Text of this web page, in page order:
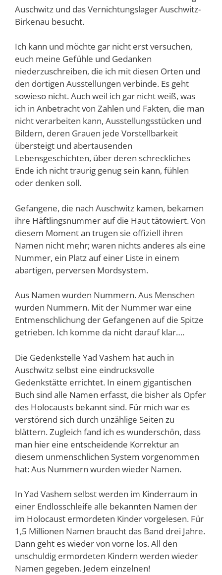
Auschwitz und das Vernichtungslager Auschwitz-
Birkenau besucht.
Ich kann und möchte gar nicht erst versuchen,
euch meine Gefühle und Gedanken
niederzuschreiben, die ich mit diesen Orten und
den dortigen Ausstellungen verbinde. Es geht
sowieso nicht. Auch weil ich gar nicht weiß, was
ich in Anbetracht von Zahlen und Fakten, die man
nicht verarbeiten kann, Ausstellungsstücken und
Bildern, deren Grauen jede Vorstellbarkeit
übersteigt und abertausenden
Lebensgeschichten, über deren schreckliches
Ende ich nicht traurig genug sein kann, fühlen
oder denken soll.
Gefangene, die nach Auschwitz kamen, bekamen
ihre Häftlingsnummer auf die Haut tätowiert. Von
diesem Moment an trugen sie offiziell ihren
Namen nicht mehr; waren nichts anderes als eine
Nummer, ein Platz auf einer Liste in einem
abartigen, perversen Mordsystem.
Aus Namen wurden Nummern. Aus Menschen
wurden Nummern. Mit der Nummer war eine
Entmenschlichung der Gefangenen auf die Spitze
getrieben. Ich komme da nicht darauf klar….
Die Gedenkstelle Yad Vashem hat auch in
Auschwitz selbst eine eindrucksvolle
Gedenkstätte errichtet. In einem gigantischen
Buch sind alle Namen erfasst, die bisher als Opfer
des Holocausts bekannt sind. Für mich war es
verstörend sich durch unzählige Seiten zu
blättern. Zugleich fand ich es wunderschön, dass
man hier eine entscheidende Korrektur an
diesem unmenschlichen System vorgenommen
hat: Aus Nummern wurden wieder Namen.
In Yad Vashem selbst werden im Kinderraum in
einer Endlosschleife alle bekannten Namen der
im Holocaust ermordeten Kinder vorgelesen. Für
1,5 Millionen Namen braucht das Band drei Jahre.
Dann geht es wieder von vorne los. All den
unschuldig ermordeten Kindern werden wieder
Namen gegeben. Jedem einzelnen!